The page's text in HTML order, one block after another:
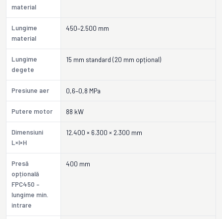
material
Lungime
material
450–2.500 mm
Lungime
degete
15 mm standard (20 mm opțional)
Presiune aer 0,6–0,8 MPa
Putere motor 88 kW
Dimensiuni
L×l×H
12.400 × 6.300 × 2.300 mm
Presă
opțională
FPC450 –
lungime min.
intrare
400 mm